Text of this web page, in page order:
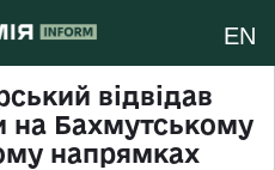
EN
відвідав
на Бахмутському
напрямках